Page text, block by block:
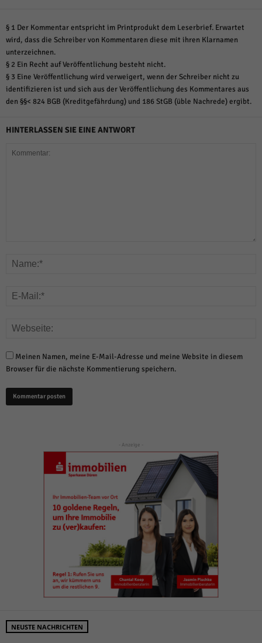
§ 1 Der Kommentar entspricht im Printprodukt dem Leserbrief. Erwartet
wird, dass die Schreiber von Kommentaren diese mit ihren Klarnamen
unterzeichnen.
§ 2 Ein Recht auf Veröffentlichung besteht nicht.
§ 3 Eine Veröffentlichung wird verweigert, wenn der Schreiber nicht zu
identifizieren ist und sich aus der Veröffentlichung des Kommentares aus
den §§< 824 BGB (Kreditgefährdung) und 186 StGB (üble Nachrede) ergibt.
HINTERLASSEN SIE EINE ANTWORT
Meinen Namen, meine E-Mail-Adresse und meine Website in diesem
Browser für die nächste Kommentierung speichern.
- Anzeige -
NEUSTE NACHRICHTEN